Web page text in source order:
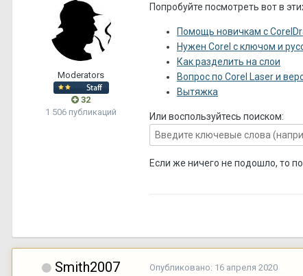
Moderators
32
1 506 публикаций
Попробуйте посмотреть вот в
Помощь новичкам с
Нужен Corel с ключом и
Как разделить на слои
Вопрос по Corel Laser и
Вытяжка
Или воспользуйтесь поиском:
Если же ничего не подошло, то
Smith2007 Опубликовано: 16 апреля 2020